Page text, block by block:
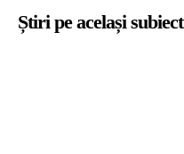
Știri pe același subiect